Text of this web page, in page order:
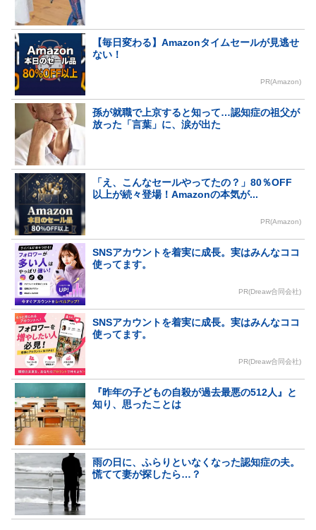
【毎日変わる】Amazonタイムセールが見逃せ
ない！
PR(Amazon)
孫が就職で上京すると知って…認知症の祖父が
放った「言葉」に、涙が出た
「え、こんなセールやってたの？」80％OFF
以上が続々登場！Amazonの本気が...
PR(Amazon)
SNSアカウントを着実に成長。実はみんなココ
使ってます。
PR(Dreaw合同会社)
SNSアカウントを着実に成長。実はみんなココ
使ってます。
PR(Dreaw合同会社)
『昨年の子どもの自殺が過去最悪の512人』と
知り、思ったことは
雨の日に、ふらりといなくなった認知症の夫。
慌てて妻が探したら…？